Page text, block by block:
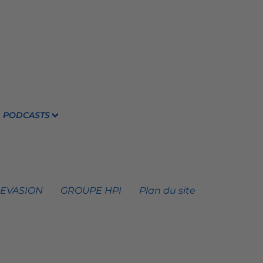
PODCASTS
GROUPE HPI Plan du site